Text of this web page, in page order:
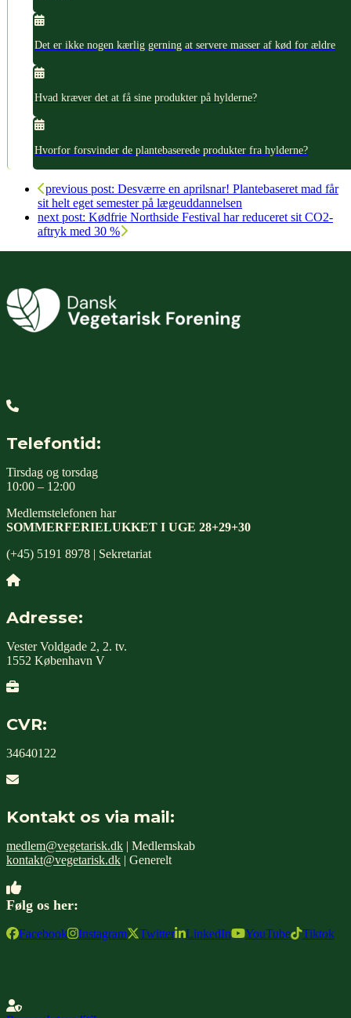
Det er ikke nogen kærlig gerning at servere masser af kød for ældre
Hvad kræver det at få sine produkter på hylderne?
Hvorfor forsvinder de plantebaserede produkter fra hylderne?
previous post: Desværre en aprilsnar! Plantebaseret mad får
sit helt eget semester på lægeuddannelsen
next post: Kødfrie Northside Festival har reduceret sit CO2-
aftryk med 30 %
Telefontid:
Tirsdag og torsdag
10:00 – 12:00
Medlemstelefonen har
SOMMERFERIELUKKET I UGE 28+29+30
(+45) 5191 8978 | Sekretariat
Adresse:
Vester Voldgade 2, 2. tv.
1552 København V
CVR:
34640122
Kontakt os via mail:
medlem@vegetarisk.dk | Medlemskab
kontakt@vegetarisk.dk | Generelt
Følg os her:
Facebook Instagram Twitter LinkedIn YouTube Tiktok